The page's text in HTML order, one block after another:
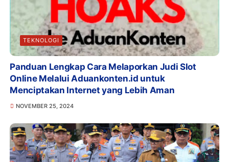
TEKNOLOGI
Panduan Lengkap Cara Melaporkan Judi Slot
Online Melalui Aduankonten.id untuk
Menciptakan Internet yang Lebih Aman
NOVEMBER 25, 2024